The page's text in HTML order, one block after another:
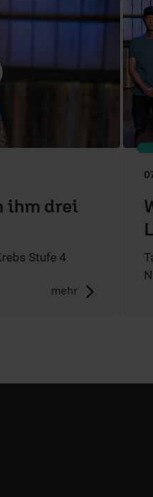
ihm drei
Stufe 4
mehr